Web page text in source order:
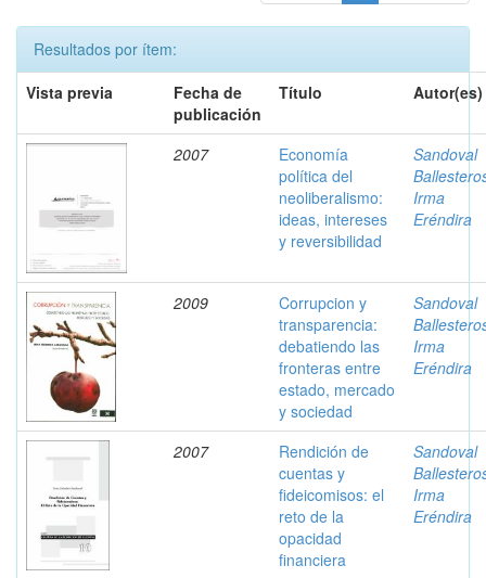
Resultados por ítem:
Vista previa
Fecha de
publicación
Título Autor(es)
2007
Economía
política del
neoliberalismo:
ideas, intereses
y reversibilidad
Sandoval
Irma
Eréndira
2009
Corrupcion y
transparencia:
debatiendo las
fronteras entre
estado, mercado
y sociedad
Sandoval
Irma
Eréndira
2007
Rendición de
cuentas y
fideicomisos: el
reto de la
opacidad
financiera
Sandoval
Irma
Eréndira